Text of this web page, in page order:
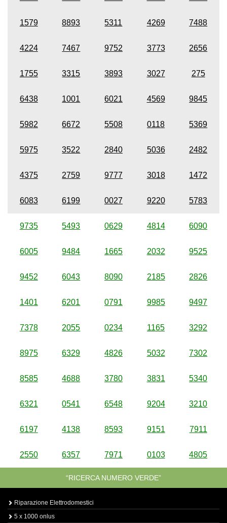
1579 8893 5311 4269 7488
4224 7467 9752 3773 2656
1755 3315 3893 3027 275
6438 1001 6021 4569 9845
5982 6672 5508 0118 5369
5975 3522 2840 5036 2482
4375 2759 9777 3018 1472
6083 6199 0027 9220 5783
9735 5493 0629 4814 6090
6005 9484 1665 2032 9525
9452 6043 8090 2185 2826
1401 6201 0791 9985 9497
7378 2055 0234 1165 3292
8975 6329 4826 5032 7302
8585 4688 3780 3831 5340
6321 0541 6548 9204 3210
6197 4138 8593 9151 7911
2550 6357 7971 0103 4805
“RICERCA NUMERO VERDE”
Riparazione Elettrodomestici
5 x 1000 onlus